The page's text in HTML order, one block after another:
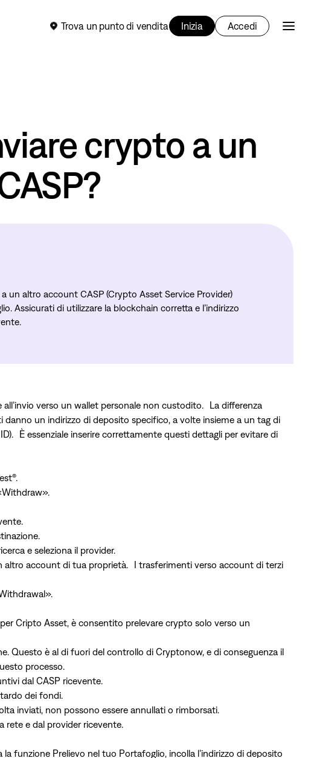
Trova un punto di vendita Inizia Accedi
crypto a un
altro account CASP (Crypto Asset Service Provider)
Assicurati di utilizzare la blockchain corretta e l’indirizzo
verso un wallet personale non custodito. La differenza
danno un indirizzo di deposito specifico, a volte insieme a un tag di
È essenziale inserire correttamente questi dettagli per evitare di
e seleziona il provider.
account di tua proprietà. I trasferimenti verso account di terzi
Cripto Asset, è consentito prelevare crypto solo verso un
Questo è al di fuori del controllo di Cryptonow, e di conseguenza il
processo.
dal CASP ricevente.
dei fondi.
inviati, non possono essere annullati o rimborsati.
rete e dal provider ricevente.
funzione Prelievo nel tuo Portafoglio, incolla l’indirizzo di deposito